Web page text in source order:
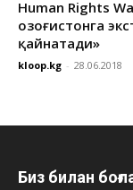
Human Rights
Қозоғистонга
қайнатади»
kloop.kg - 28.06.2018
Биз билан